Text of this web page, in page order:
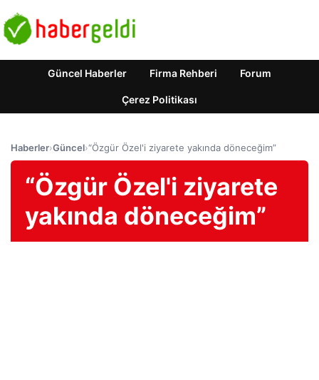
Güncel Haberler Firma Rehberi Forum
Çerez Politikası
Haberler›Güncel›“Özgür Özel'i ziyarete yakında döneceğim”
“Özgür Özel'i ziyarete
yakında döneceğim”